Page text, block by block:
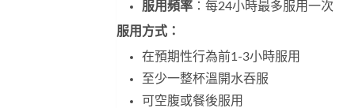
服用頻率 ：每24小時最多服用一次
服用方式：
在預期性行為前1-3小時服用
至少一整杯溫開水吞服
可空腹或餐後服用